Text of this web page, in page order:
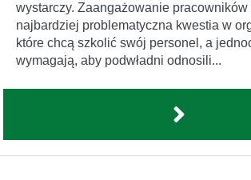
wystarczy. Zaangażowanie pracowników
najbardziej problematyczna kwestia w
które chcą szkolić swój personel, a
wymagają, aby podwładni odnosili...